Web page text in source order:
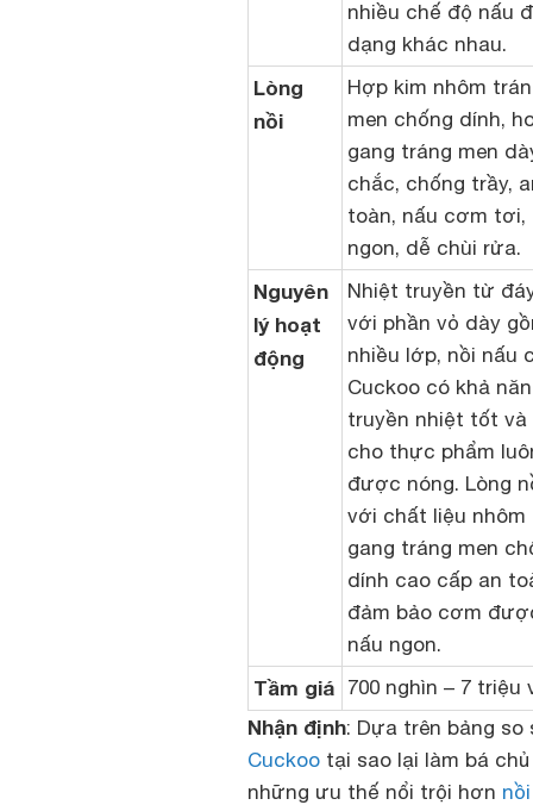
nhiều chế độ nấu
dạng khác nhau.
Lòng
nồi
Hợp kim nhôm
men chống dính,
gang tráng men
chắc, chống trầy,
toàn, nấu cơm tơi,
ngon, dễ chùi rửa.
Nguyên
lý hoạt
động
Nhiệt truyền từ
với phần vỏ dày
nhiều lớp, nồi nấu
Cuckoo có khả
truyền nhiệt tốt và
cho thực phẩm
được nóng. Lòng
với chất liệu nhôm
gang tráng men
dính cao cấp an
đảm bảo cơm
nấu ngon.
Tầm giá 700 nghìn – 7 triệu
Nhận định: Dựa trên bảng
Cuckoo tại sao lại làm bá
những ưu thế nổi trội hơn